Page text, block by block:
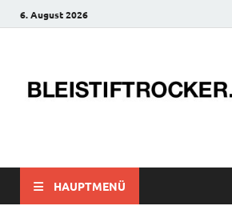
6. August 2026
HAUPTMENÜ